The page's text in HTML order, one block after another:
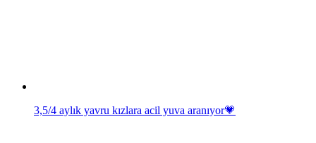
3,5/4 aylık yavru kızlara acil yuva aranıyor💗